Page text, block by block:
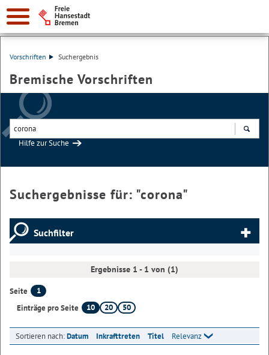
Vorschriften Suchergebnis
Bremische Vorschriften
Hilfe zur Suche
Suchergebnisse für: "corona"
Suchfilter
Ergebnisse 1 - 1 von (1)
Seite
1
Einträge pro Seite
10 20 50
Sortieren nach:Datum Inkrafttreten Titel Relevanz